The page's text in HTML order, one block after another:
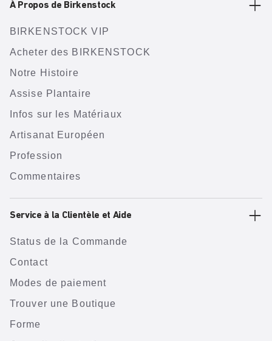
À Propos de Birkenstock
BIRKENSTOCK VIP
Acheter des BIRKENSTOCK
Notre Histoire
Assise Plantaire
Infos sur les Matériaux
Artisanat Européen
Profession
Commentaires
Service à la Clientèle et Aide
Status de la Commande
Contact
Modes de paiement
Trouver une Boutique
Forme